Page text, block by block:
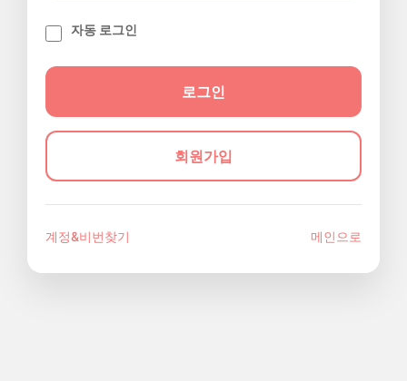
자동 로그인
회원가입
계정&비번찾기 메인으로